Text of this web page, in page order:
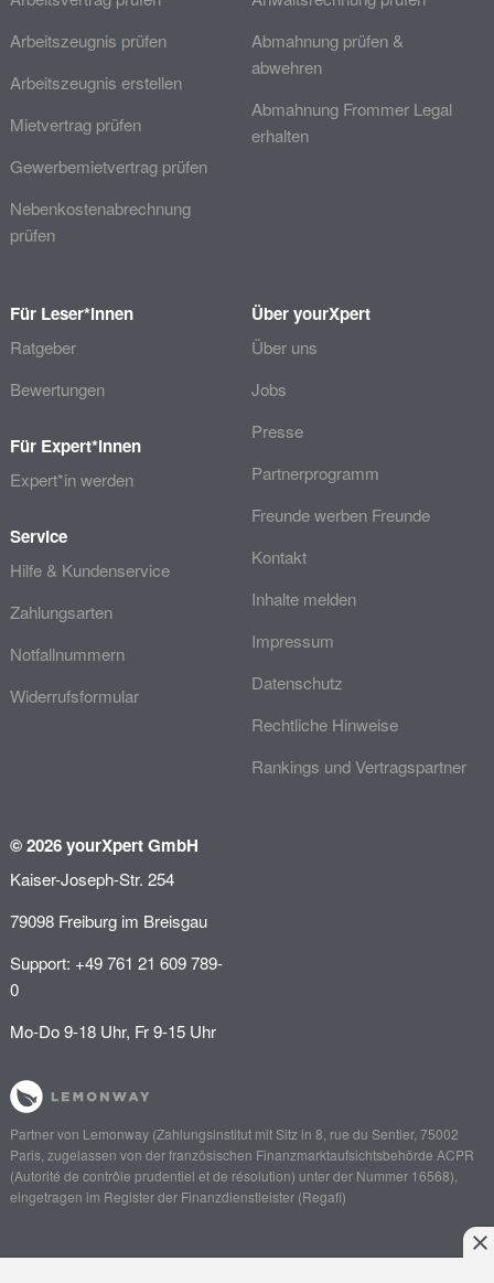
Arbeitszeugnis prüfen
Arbeitszeugnis erstellen
Mietvertrag prüfen
Gewerbemietvertrag prüfen
Nebenkostenabrechnung
prüfen
Abmahnung prüfen &
abwehren
Abmahnung Frommer Legal
erhalten
Für Leser*innen
Ratgeber
Bewertungen
Für Expert*innen
Expert*in werden
Service
Hilfe & Kundenservice
Zahlungsarten
Notfallnummern
Widerrufsformular
Über yourXpert
Über uns
Jobs
Presse
Partnerprogramm
Freunde werben Freunde
Kontakt
Inhalte melden
Impressum
Datenschutz
Rechtliche Hinweise
Rankings und Vertragspartner
© 2026 yourXpert GmbH
Kaiser-Joseph-Str. 254
79098 Freiburg im Breisgau
Support: +49 761 21 609 789-
0
Mo-Do 9-18 Uhr, Fr 9-15 Uhr
Partner von Lemonway(Zahlungsinstitut mit Sitz in 8, rue du Sentier, 75002
Paris, zugelassen von der französischen Finanzmarktaufsichtsbehörde ACPR
(Autorité de contrôle prudentiel et de résolution) unter der Nummer 16568),
eingetragen im Register der Finanzdienstleister (Regafi)